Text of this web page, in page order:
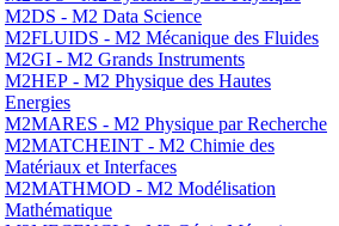
M2DS - M2 Data Science
M2FLUIDS - M2 Mécanique des Fluides
M2GI - M2 Grands Instruments
M2HEP - M2 Physique des Hautes
Energies
M2MARES - M2 Physique par Recherche
M2MATCHEINT - M2 Chimie des
Matériaux et Interfaces
M2MATHMOD - M2 Modélisation
Mathématique